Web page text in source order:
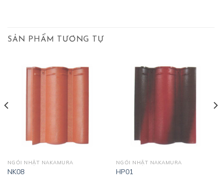
SẢN PHẨM TƯƠNG TỰ
NGÓI NHẬT NAKAMURA
NK08
NGÓI NHẬT NAKAMURA
HP01